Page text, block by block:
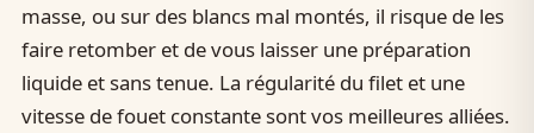
masse, ou sur des blancs mal montés, il risque de les
faire retomber et de vous laisser une préparation
liquide et sans tenue. La régularité du filet et une
vitesse de fouet constante sont vos meilleures alliées.